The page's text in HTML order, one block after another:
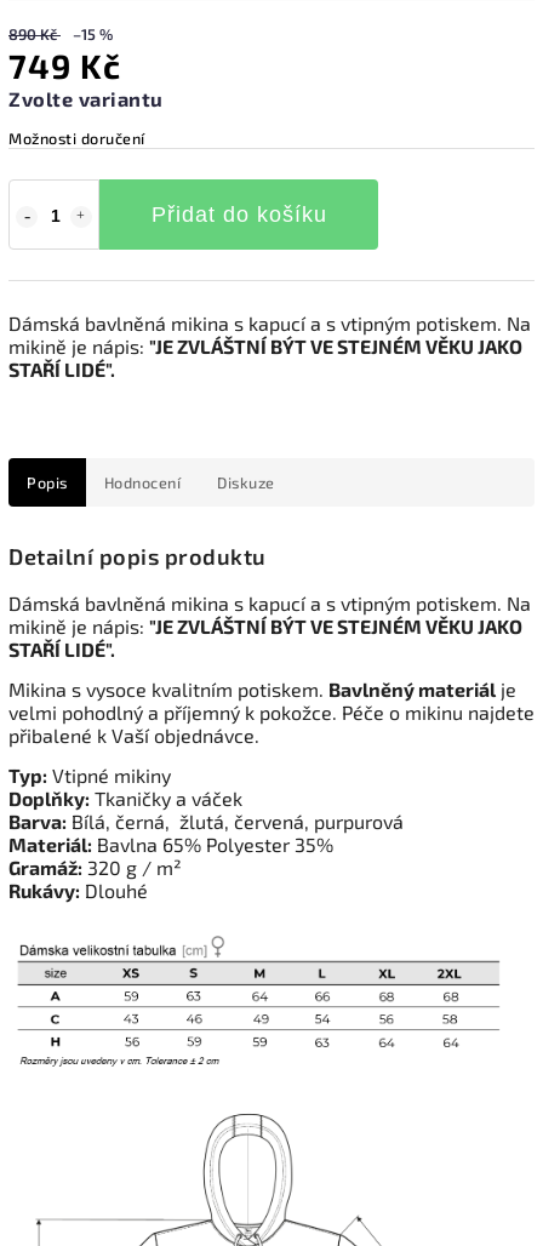
890 Kč –15 %
749 Kč
Zvolte variantu
Možnosti doručení
Přidat do košíku
Dámská bavlněná mikina s kapucí a s vtipným potiskem. Na
mikině je nápis: "JE ZVLÁŠTNÍ BÝT VE STEJNÉM VĚKU JAKO
STAŘÍ LIDÉ".
Popis Hodnocení Diskuze
Detailní popis produktu
Dámská bavlněná mikina s kapucí a s vtipným potiskem. Na
mikině je nápis: "JE ZVLÁŠTNÍ BÝT VE STEJNÉM VĚKU JAKO
STAŘÍ LIDÉ".
Mikina s vysoce kvalitním potiskem. Bavlněný materiál je
velmi pohodlný a příjemný k pokožce. Péče o mikinu najdete
přibalené k Vaší objednávce.
Typ: Vtipné mikiny
Doplňky: Tkaničky a váček
Barva: Bílá, černá, žlutá, červená, purpurová
Materiál: Bavlna 65% Polyester 35%
Gramáž: 320 g / m²
Rukávy: Dlouhé